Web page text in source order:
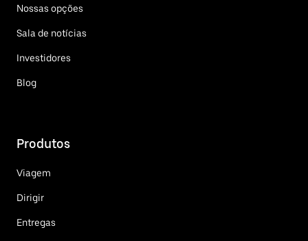
Nossas opções
Sala de notícias
Investidores
Blog
Produtos
Viagem
Dirigir
Entregas